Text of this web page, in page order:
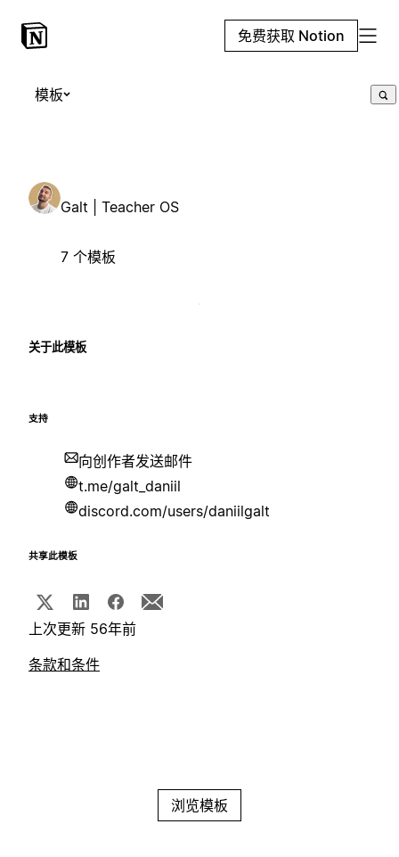
免费获取 Notion
模板
Galt | Teacher OS
7 个模板
关于此模板
支持
向创作者发送邮件
t.me/galt_daniil
discord.com/users/daniilgalt
共享此模板
上次更新 56年前
条款和条件
浏览模板